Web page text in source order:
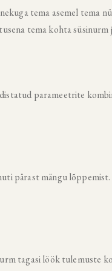
tema asemel tema
tema kohta süsinurm
parameetrite
pärast mängu
tagasi löök tulemuste